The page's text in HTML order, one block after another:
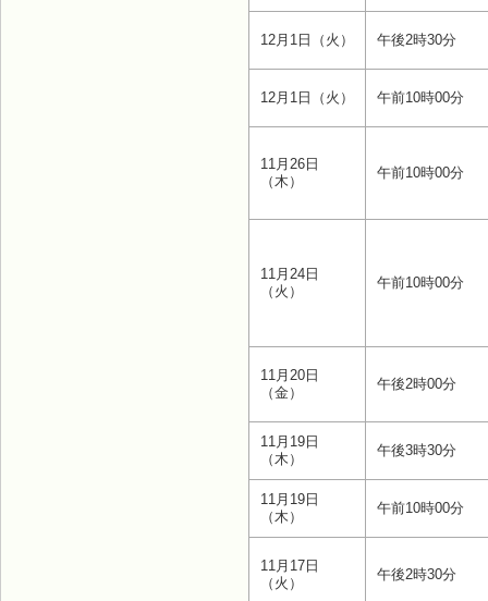
12月1日（火） 午後2時30分
12月1日（火） 午前10時00分
11月26日
（木）
午前10時00分
11月24日
（火）
午前10時00分
11月20日
（金）
午後2時00分
11月19日
（木）
午後3時30分
11月19日
（木）
午前10時00分
11月17日
（火）
午後2時30分